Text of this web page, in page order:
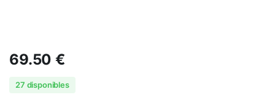
69.50€
27 disponibles